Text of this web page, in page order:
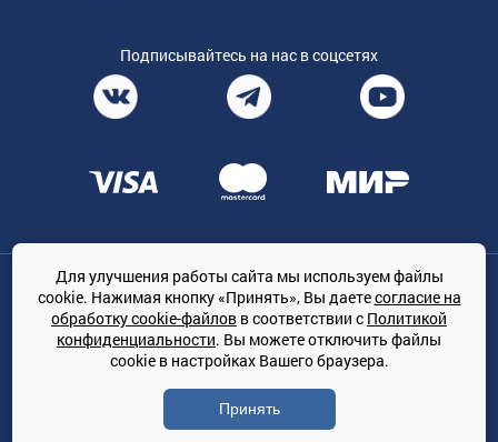
Подписывайтесь на нас в соцсетях
Общество с ограниченной ответственностью «ТРЕЙДКОН», ОГРН:
1167847364079, 197022, г. Санкт-Петербург, проспект Медиков, 7
КЛИМАТПРОФ.ONLINE - оптовая продажа кондиционеров и
климатической техники на территории РФ
© Сайт принадлежит ООО «ТРЕЙДКОН»
Политика конфиденциальности
Для улучшения работы сайта мы используем файлы
cookie. Нажимая кнопку «Принять», Вы даетесогласие на
обработку cookie-файлов в соответствии с Политикой
конфиденциальности. Вы можете отключить файлы
cookie в настройках Вашего браузера.
Принять